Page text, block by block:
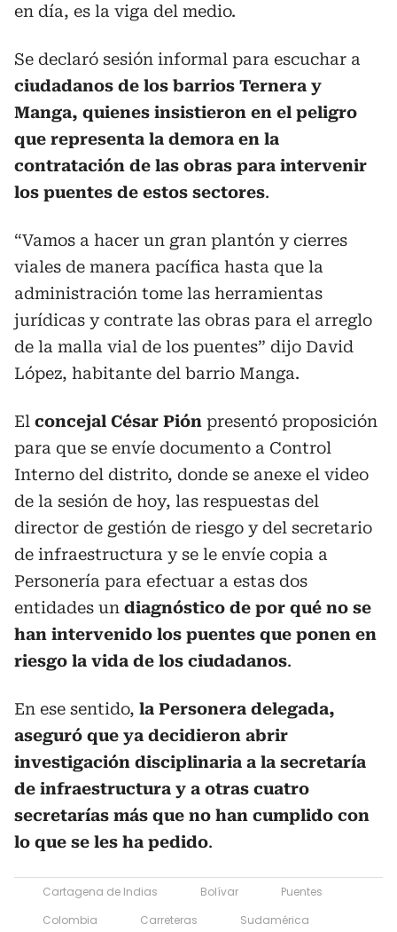
en día, es la viga del medio.
Se declaró sesión informal para escuchar a
ciudadanos de los barrios Ternera y
Manga, quienes insistieron en el peligro
que representa la demora en la
contratación de las obras para intervenir
los puentes de estos sectores.
“Vamos a hacer un gran plantón y cierres
viales de manera pacífica hasta que la
administración tome las herramientas
jurídicas y contrate las obras para el arreglo
de la malla vial de los puentes” dijo David
López, habitante del barrio Manga.
El concejal César Pión presentó proposición
para que se envíe documento a Control
Interno del distrito, donde se anexe el video
de la sesión de hoy, las respuestas del
director de gestión de riesgo y del secretario
de infraestructura y se le envíe copia a
Personería para efectuar a estas dos
entidades un diagnóstico de por qué no se
han intervenido los puentes que ponen en
riesgo la vida de los ciudadanos.
En ese sentido, la Personera delegada,
aseguró que ya decidieron abrir
investigación disciplinaria a la secretaría
de infraestructura y a otras cuatro
secretarías más que no han cumplido con
lo que se les ha pedido.
Cartagena de Indias Bolívar
Puentes
Colombia
Carreteras Sudamérica